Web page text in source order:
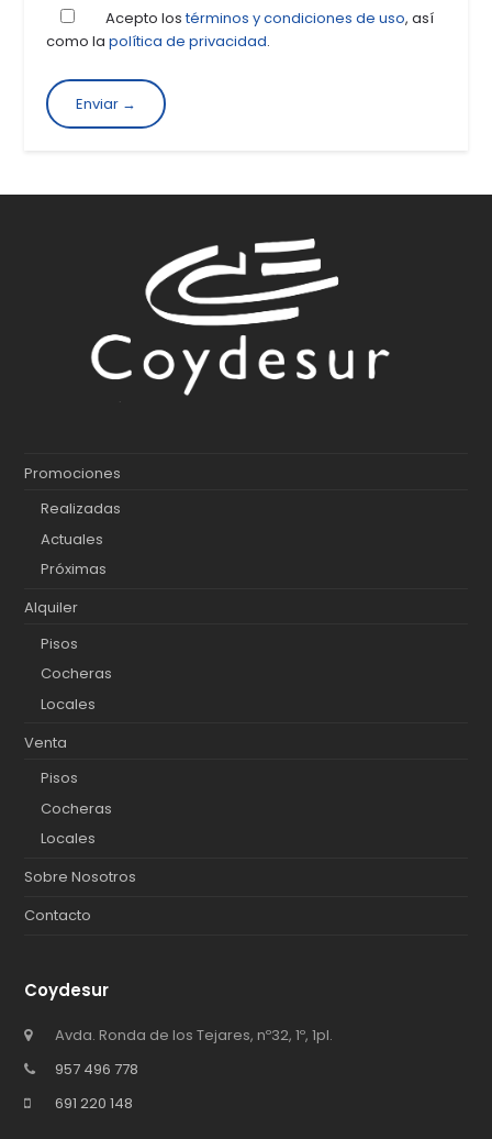
Acepto lostérminos y condiciones de uso, así
como lapolítica de privacidad.
Promociones
Realizadas
Actuales
Próximas
Alquiler
Pisos
Cocheras
Locales
Venta
Pisos
Cocheras
Locales
Sobre Nosotros
Contacto
Coydesur
Avda. Ronda de los Tejares, nº32, 1º, 1pl.
957 496 778
691 220 148